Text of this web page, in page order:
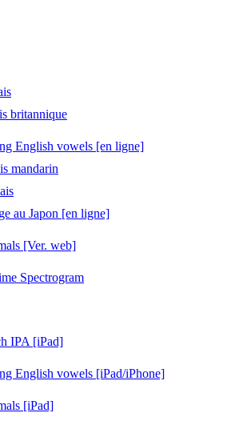
britannique
English vowels [en ligne]
mandarin
au Japon [en ligne]
[Ver. web]
Spectrogram
IPA [iPad]
English vowels [iPad/iPhone]
[iPad]